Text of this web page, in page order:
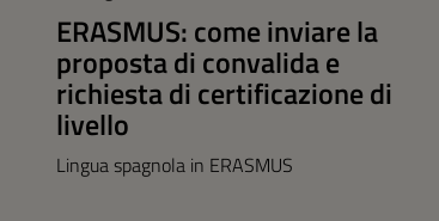
ERASMUS: come inviare la
proposta di convalida e
richiesta di certificazione di
livello
Lingua spagnola in ERASMUS